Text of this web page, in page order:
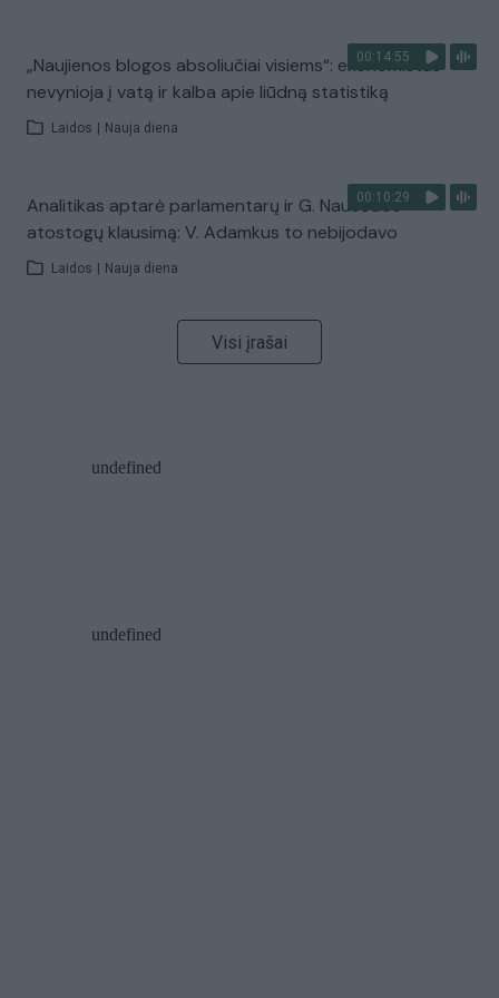
00:14:55
„Naujienos blogos absoliučiai visiems“: ekonomistas
nevynioja į vatą ir kalba apie liūdną statistiką
Laidos Nauja diena
00:10:29
Analitikas aptarė parlamentarų ir G. Nausėdos
atostogų klausimą: V. Adamkus to nebijodavo
Laidos Nauja diena
Visi įrašai